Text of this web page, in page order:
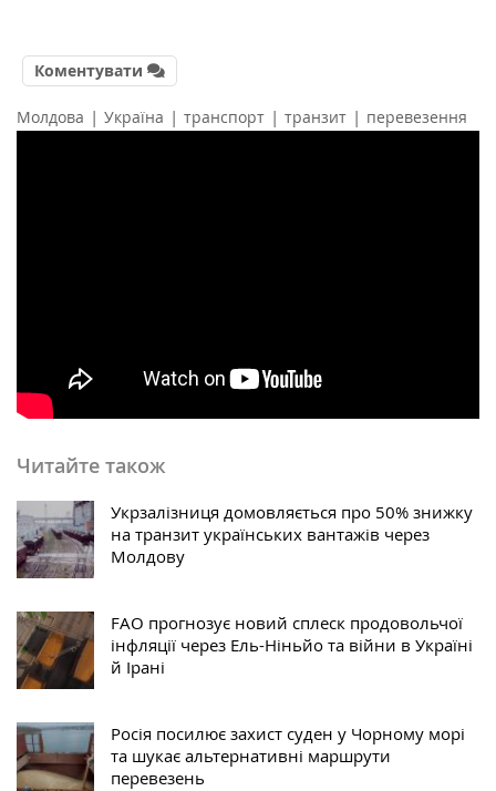
Коментувати
Молдова | Україна | транспорт | транзит | перевезення
Читайте також
Укрзалізниця домовляється про 50% знижку
на транзит українських вантажів через
Молдову
FAO прогнозує новий сплеск продовольчої
інфляції через Ель-Ніньйо та війни в Україні
й Ірані
Росія посилює захист суден у Чорному морі
та шукає альтернативні маршрути
перевезень